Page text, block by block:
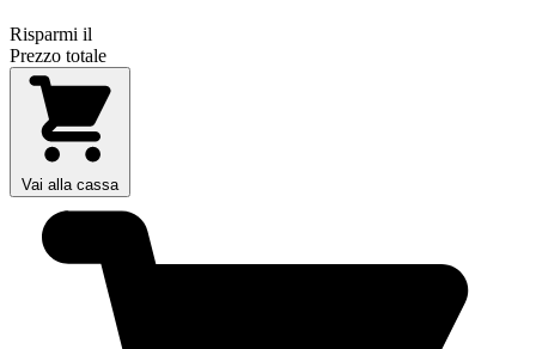
Risparmi il
Prezzo totale
Vai alla cassa